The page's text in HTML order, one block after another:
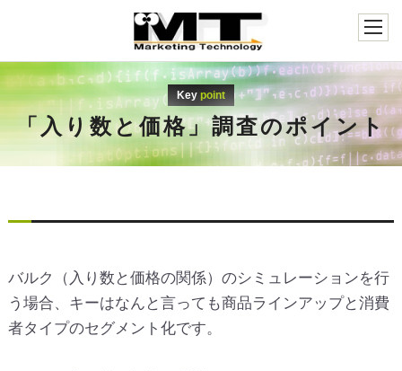
Key point
「入り数と価格」調査のポイント
バルク（入り数と価格の関係）のシミュレーションを行
う場合、キーはなんと言っても商品ラインアップと消費
者タイプのセグメント化です。